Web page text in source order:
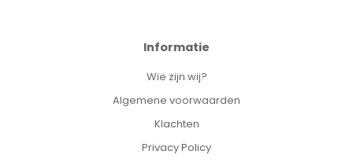
Informatie
Wie zijn wij?
Algemene voorwaarden
Klachten
Privacy Policy